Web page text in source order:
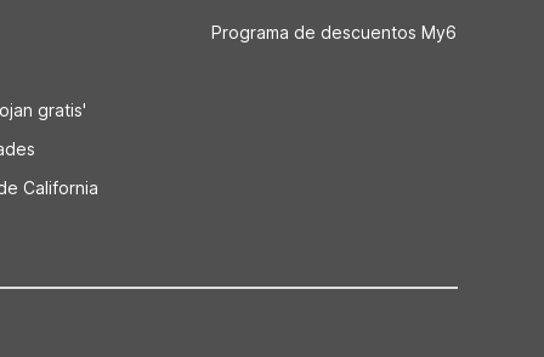
gratis'
California
Programa de descuentos My6